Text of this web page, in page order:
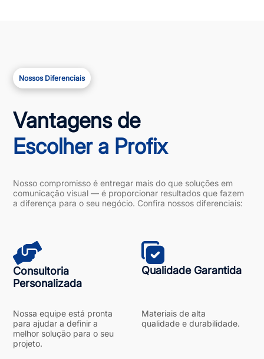
Nossos Diferenciais
Vantagens de
Escolher a Profix
Nosso compromisso é entregar mais do que soluções em
comunicação visual — é proporcionar resultados que fazem
a diferença para o seu negócio. Confira nossos diferenciais:
Consultoria
Personalizada
Qualidade Garantida
Nossa equipe está pronta
para ajudar a definir a
melhor solução para o seu
projeto.
Materiais de alta
qualidade e durabilidade.